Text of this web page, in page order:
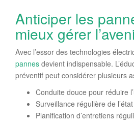
Anticiper les
mieux gérer
Avec l’essor des technologies
pannes devient indispensable.
préventif peut considérer plusieurs
Conduite douce pour réduire
Surveillance régulière de
Planification d’entretiens